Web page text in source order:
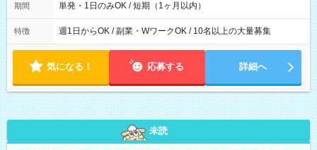
期間 単発・1日のみOK / 短期（1ヶ月以内）
特徴 週1日からOK / 副業・WワークOK / 10名以上の大量募集
気になる！ 応募する 詳細へ
未読